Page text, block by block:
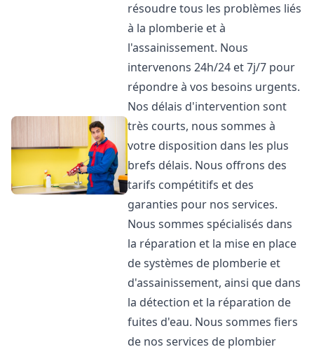
résoudre tous les problèmes liés
à la plomberie et à
l'assainissement. Nous
intervenons 24h/24 et 7j/7 pour
répondre à vos besoins urgents.
Nos délais d'intervention sont
très courts, nous sommes à
votre disposition dans les plus
brefs délais. Nous offrons des
tarifs compétitifs et des
garanties pour nos services.
Nous sommes spécialisés dans
la réparation et la mise en place
de systèmes de plomberie et
d'assainissement, ainsi que dans
la détection et la réparation de
fuites d'eau. Nous sommes fiers
de nos services de plombier